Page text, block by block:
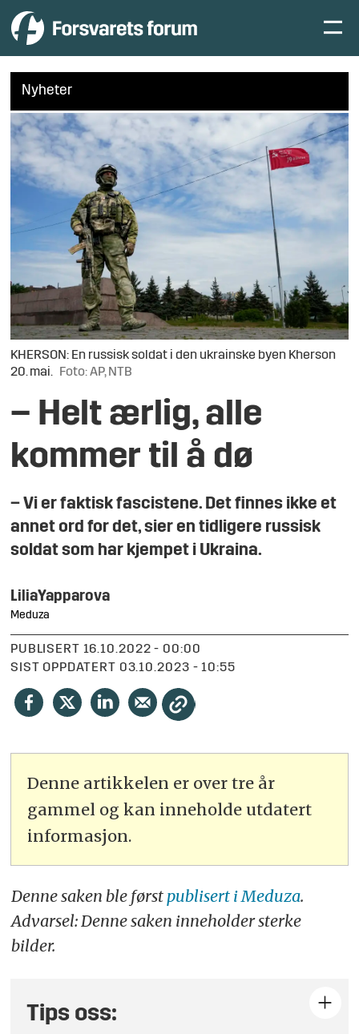
Nyheter
KHERSON: En russisk soldat i den ukrainske byen Kherson
20. mai.
Foto: AP, NTB
– Helt ærlig, alle
kommer til å dø
– Vi er faktisk fascistene. Det finnes ikke et
annet ord for det, sier en tidligere russisk
soldat som har kjempet i Ukraina.
LiliaYapparova
Meduza
PUBLISERT
16.10.2022 - 00:00
SIST OPPDATERT
03.10.2023 - 10:55
Denne artikkelen er over tre år
gammel og kan inneholde utdatert
informasjon.
Denne saken ble først publisert i Meduza.
Advarsel: Denne saken inneholder sterke
bilder.
Tips oss: